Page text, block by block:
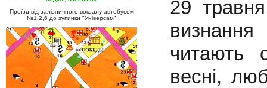
Проїзд від залізничного вокзалу автобусом
№1,2,6 до зупинки "Універсам"
29
читають
весні,